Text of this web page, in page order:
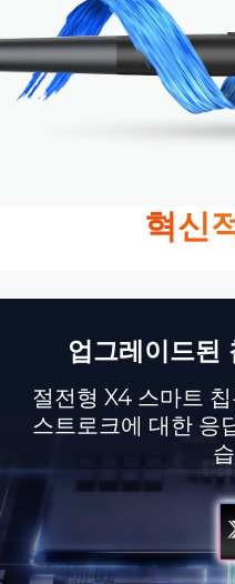
혁신
업그레이드된
절전형 X4 스마트
스트로크에 대한 응